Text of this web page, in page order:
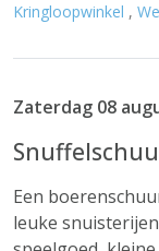
Kringloopwinkel ,
Zaterdag 08
Een
leuke